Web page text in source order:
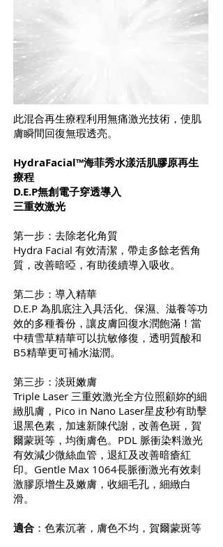
此混合再生療程利用無痛激光技術，使肌
膚瞬間回復無瑕透亮。
HydraFacial™海菲秀水漾活肌膠原再生
療程
D.E.P無創電子穿透導入
三重效激光
第一步：去除老化角質
Hydra Facial 有效清潔，帶走多餘老舊角
質，改善暗啞，有助後續導入吸收。
第二步：導入精華
D.E.P 為肌底注入具活化、保濕、滋養等功
效的多種養份，讓皮膚回復水潤飽滿！當
中積雪草精華可以抗敏修復，透明質酸和
B5精華更可補水滋潤。
第三步：淡斑嫩膚
Triple Laser 三重效激光全方位照顧妳的細
緻肌膚，Pico in Nano Laser星皮秒有助擊
退黑色素，加速新陳代謝，改善色斑，賀
爾蒙斑等，均衡膚色。PDL 脈衝染料激光
有效減少微絲血管，退紅及改善暗瘡紅
印。Gentle Max 1064長脈衝激光有效刺
激膠原增生及嫩膚，收細毛孔，細緻白
滑。
適合 ：色素沉著，膚色不均，賀爾蒙斑等